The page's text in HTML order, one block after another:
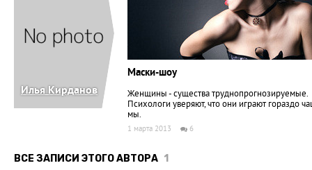
Илья Кирданов
Маски-шоу
Женщины - существа труднопрогнозируемые.
Психологи уверяют, что они играют гораздо
мы.
1 марта 2013 6
ВСЕ ЗАПИСИ ЭТОГО АВТОРА 1